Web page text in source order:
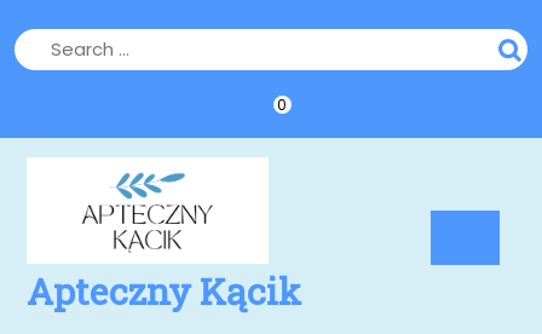
to
content
0
Apteczny Kącik